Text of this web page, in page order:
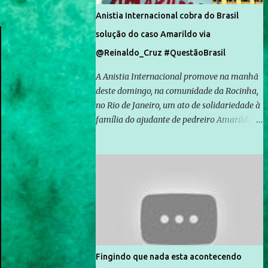
Anistia Internacional cobra do Brasil
solução do caso Amarildo via
@Reinaldo_Cruz #QuestãoBrasil
A Anistia Internacional promove na manhã
deste domingo, na comunidade da Rocinha,
no Rio de Janeiro, um ato de solidariedade à
família do ajudante de pedreiro Amarildo de
Rocinha. A assessora de Direitos Humanos
da Anistia Internacional, Renata Neder, disse
à Agência Brasil que ações e atividades de
mobilização são feitas normalmente pela
organização não governamental. As ações
de solidariedade são promovidas em apoio
Fingindo que nada esta acontecendo